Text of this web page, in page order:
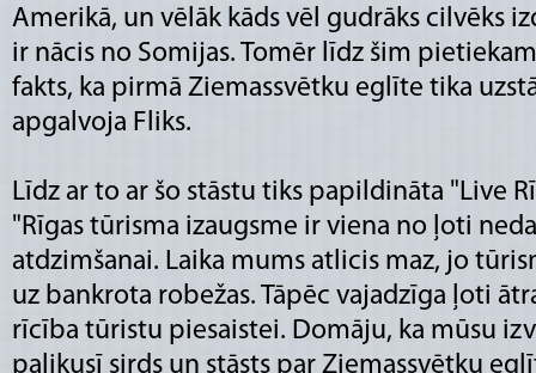
Amerikā, un vēlāk kāds vēl gudrāks cilvēks
ir nācis no Somijas. Tomēr līdz šim
fakts, ka pirmā Ziemassvētku eglīte tika
apgalvoja Fliks.
Līdz ar to ar šo stāstu tiks papildināta "Live
"Rīgas tūrisma izaugsme ir viena no ļoti
atdzimšanai. Laika mums atlicis maz, jo
uz bankrota robežas. Tāpēc vajadzīga ļoti
rīcība tūristu piesaistei. Domāju, ka mūsu
palikusī sirds un stāsts par Ziemassvētku